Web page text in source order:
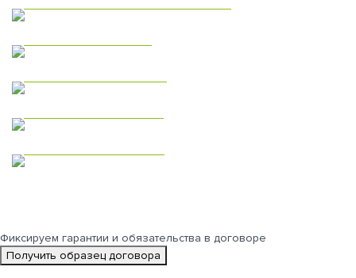
Фиксируем гарантии и обязательства в договоре
Получить образец договора